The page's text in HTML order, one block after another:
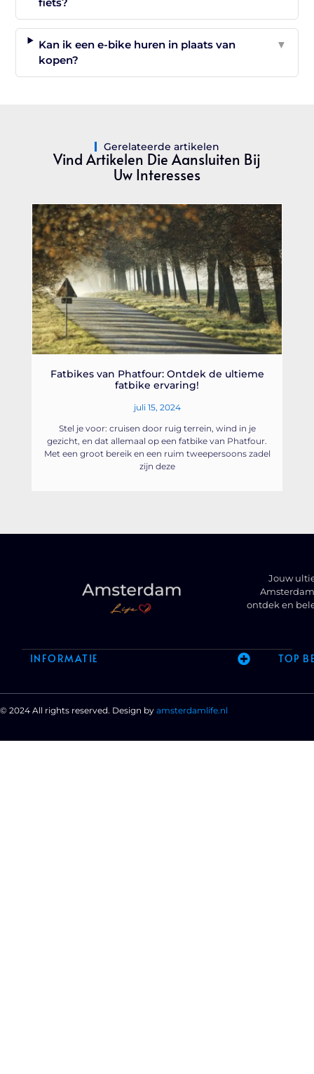
Kan ik een e-bike huren in plaats van
kopen?
▼
Gerelateerde artikelen
Vind Artikelen Die Aansluiten Bij
Uw Interesses
Fatbikes van Phatfour: Ontdek de ultieme
fatbike ervaring!
juli 15, 2024
Stel je voor: cruisen door ruig terrein, wind in je
gezicht, en dat allemaal op een fatbike van Phatfour.
Met een groot bereik en een ruim tweepersoons zadel
zijn deze
Jouw
ontdek en
INFORMATIE TOP
© 2024 All rights reserved. Design by amsterdamlife.nl